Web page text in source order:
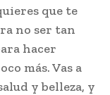
que te
no ser tan
hacer
más. Vas a
y belleza, y